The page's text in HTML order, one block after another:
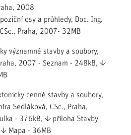
2008
osy a průhledy, Doc. Ing.
Praha, 2007- 32MB
významné stavby a soubory,
2007 - Seznam - 248kB, ↓
cenné stavby a soubory,
Sedláková, CSc., Praha,
- 376kB, ↓ příloha Stavby
↓ Mapa - 36MB